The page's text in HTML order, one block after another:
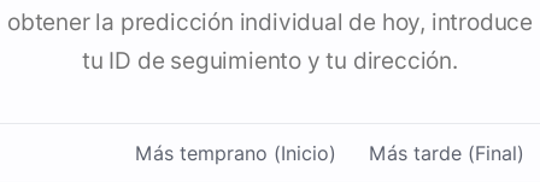
obtener la predicción individual de hoy, introduce
tu ID de seguimiento y tu dirección.
Más temprano (Inicio) Más tarde (Final)